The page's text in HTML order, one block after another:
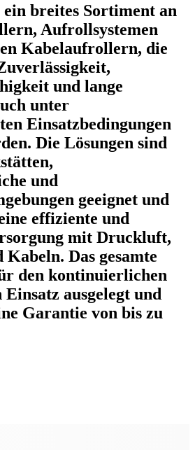
breites Sortiment an
Aufrollsystemen
Kabelaufrollern, die
und lange
unter
Einsatzbedingungen
Die Lösungen sind
und
geeignet und
effiziente und
mit Druckluft,
Kabeln. Das gesamte
den kontinuierlichen
ausgelegt und
Garantie von bis zu